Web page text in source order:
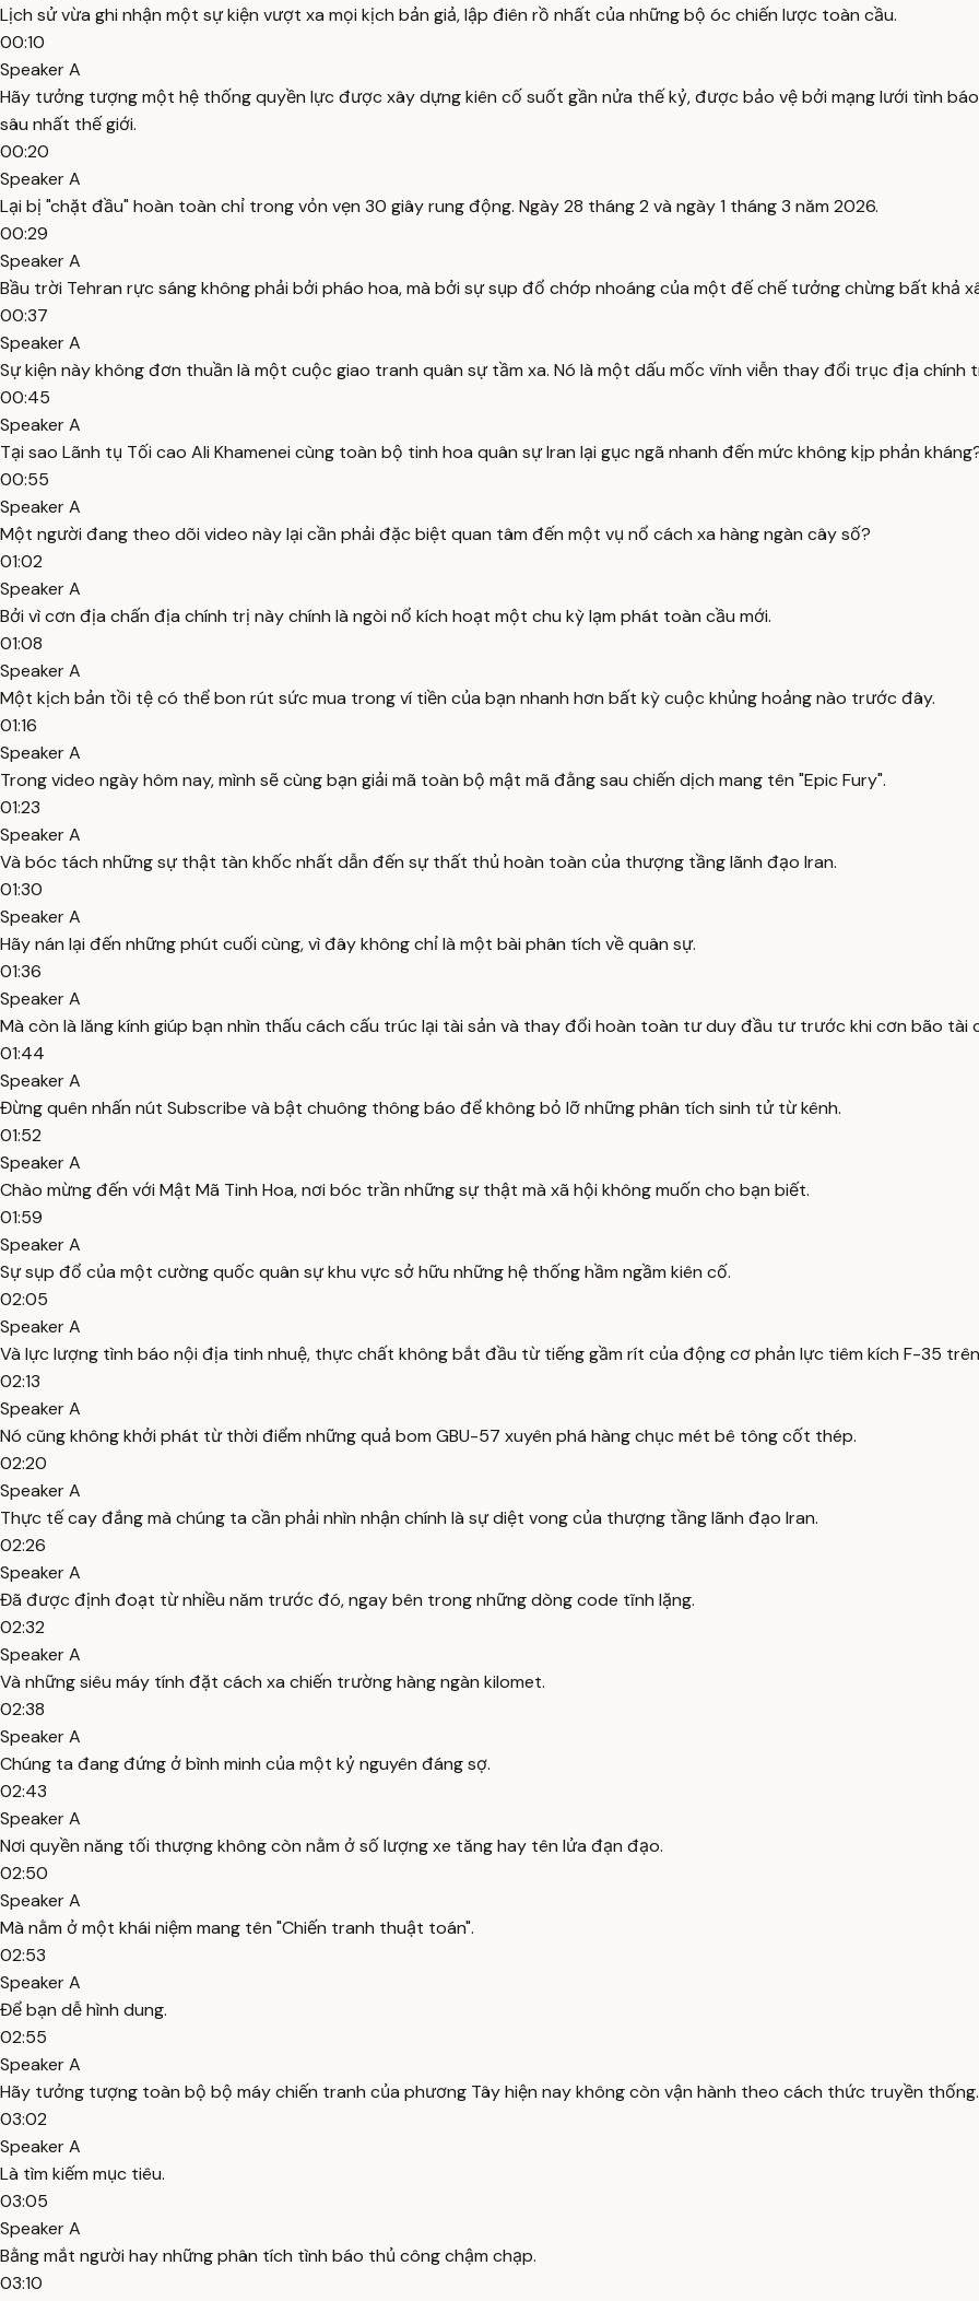
Lịch sử vừa ghi nhận một sự kiện vượt xa mọi kịch bản giả, lập điên rồ nhất của những bộ óc chiến lược toàn cầu.
00:10
Speaker A
Hãy tưởng tượng một hệ thống quyền lực được xây dựng kiên cố suốt gần nửa thế kỷ, được bảo vệ bởi mạng lưới tình
sâu nhất thế giới.
00:20
Speaker A
Lại bị "chặt đầu" hoàn toàn chỉ trong vỏn vẹn 30 giây rung động. Ngày 28 tháng 2 và ngày 1 tháng 3 năm 2026.
00:29
Speaker A
Bầu trời Tehran rực sáng không phải bởi pháo hoa, mà bởi sự sụp đổ chớp nhoáng của một đế chế tưởng chừng bất khả
00:37
Speaker A
Sự kiện này không đơn thuần là một cuộc giao tranh quân sự tầm xa. Nó là một dấu mốc vĩnh viễn thay đổi trục địa chính
00:45
Speaker A
Tại sao Lãnh tụ Tối cao Ali Khamenei cùng toàn bộ tinh hoa quân sự Iran lại gục ngã nhanh đến mức không kịp phản
00:55
Speaker A
Một người đang theo dõi video này lại cần phải đặc biệt quan tâm đến một vụ nổ cách xa hàng ngàn cây số?
01:02
Speaker A
Bởi vì cơn địa chấn địa chính trị này chính là ngòi nổ kích hoạt một chu kỳ lạm phát toàn cầu mới.
01:08
Speaker A
Một kịch bản tồi tệ có thể bon rút sức mua trong ví tiền của bạn nhanh hơn bất kỳ cuộc khủng hoảng nào trước đây.
01:16
Speaker A
Trong video ngày hôm nay, mình sẽ cùng bạn giải mã toàn bộ mật mã đằng sau chiến dịch mang tên "Epic Fury".
01:23
Speaker A
Và bóc tách những sự thật tàn khốc nhất dẫn đến sự thất thủ hoàn toàn của thượng tầng lãnh đạo Iran.
01:30
Speaker A
Hãy nán lại đến những phút cuối cùng, vì đây không chỉ là một bài phân tích về quân sự.
01:36
Speaker A
Mà còn là lăng kính giúp bạn nhìn thấu cách cấu trúc lại tài sản và thay đổi hoàn toàn tư duy đầu tư trước khi cơn bão tài
01:44
Speaker A
Đừng quên nhấn nút Subscribe và bật chuông thông báo để không bỏ lỡ những phân tích sinh tử từ kênh.
01:52
Speaker A
Chào mừng đến với Mật Mã Tinh Hoa, nơi bóc trần những sự thật mà xã hội không muốn cho bạn biết.
01:59
Speaker A
Sự sụp đổ của một cường quốc quân sự khu vực sở hữu những hệ thống hầm ngầm kiên cố.
02:05
Speaker A
Và lực lượng tình báo nội địa tinh nhuệ, thực chất không bắt đầu từ tiếng gầm rít của động cơ phản lực tiêm kích F-35
02:13
Speaker A
Nó cũng không khởi phát từ thời điểm những quả bom GBU-57 xuyên phá hàng chục mét bê tông cốt thép.
02:20
Speaker A
Thực tế cay đắng mà chúng ta cần phải nhìn nhận chính là sự diệt vong của thượng tầng lãnh đạo Iran.
02:26
Speaker A
Đã được định đoạt từ nhiều năm trước đó, ngay bên trong những dòng code tĩnh lặng.
02:32
Speaker A
Và những siêu máy tính đặt cách xa chiến trường hàng ngàn kilomet.
02:38
Speaker A
Chúng ta đang đứng ở bình minh của một kỷ nguyên đáng sợ.
02:43
Speaker A
Nơi quyền năng tối thượng không còn nằm ở số lượng xe tăng hay tên lửa đạn đạo.
02:50
Speaker A
Mà nằm ở một khái niệm mang tên "Chiến tranh thuật toán".
02:53
Speaker A
Để bạn dễ hình dung.
02:55
Speaker A
Hãy tưởng tượng toàn bộ bộ máy chiến tranh của phương Tây hiện nay không còn vận hành theo cách thức truyền thống.
03:02
Speaker A
Là tìm kiếm mục tiêu.
03:05
Speaker A
Bằng mắt người hay những phân tích tình báo thủ công chậm chạp.
03:10